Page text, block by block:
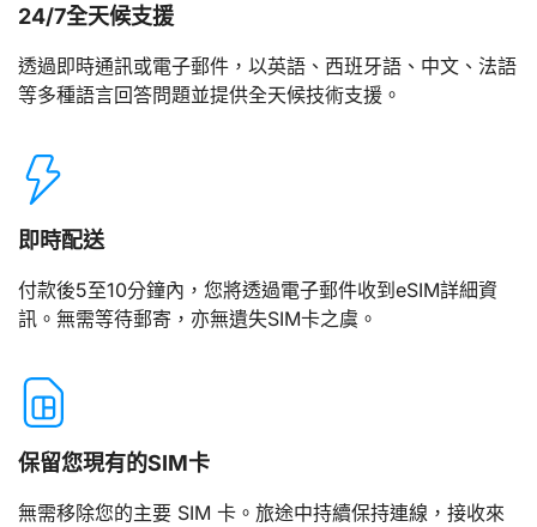
24/7全天候支援
透過即時通訊或電子郵件，以英語、西班牙語、中文、法語
等多種語言回答問題並提供全天候技術支援。
即時配送
付款後5至10分鐘內，您將透過電子郵件收到eSIM詳細資
訊。無需等待郵寄，亦無遺失SIM卡之虞。
保留您現有的SIM卡
無需移除您的主要 SIM 卡。旅途中持續保持連線，接收來